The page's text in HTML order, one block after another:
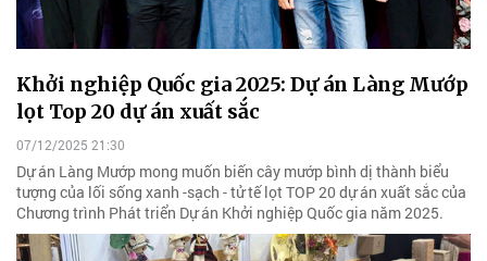
Khởi nghiệp Quốc gia 2025: Dự án Làng Mướp
lọt Top 20 dự án xuất sắc
07/12/2025 21:30
Dự án Làng Mướp mong muốn biến cây mướp bình dị thành biểu
tượng của lối sống xanh -sạch - tử tế lọt TOP 20 dự án xuất sắc của
Chương trình Phát triển Dự án Khởi nghiệp Quốc gia năm 2025.